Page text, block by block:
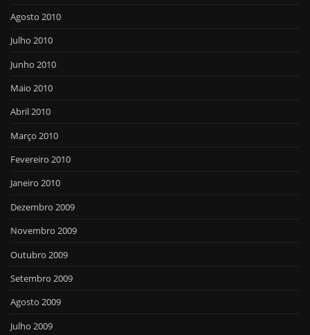
Agosto 2010
Julho 2010
Junho 2010
Maio 2010
Abril 2010
Março 2010
Fevereiro 2010
Janeiro 2010
Dezembro 2009
Novembro 2009
Outubro 2009
Setembro 2009
Agosto 2009
Julho 2009